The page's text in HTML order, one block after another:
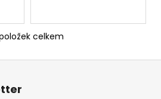
O
v
celkem